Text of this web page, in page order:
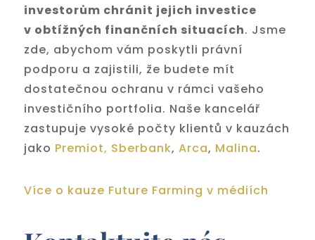
investorům chránit jejich investice
v obtížných finančních situacích. Jsme
zde, abychom vám poskytli právní
podporu a zajistili, že budete mít
dostatečnou ochranu v rámci vašeho
investičního portfolia. Naše kancelář
zastupuje vysoké počty klientů v kauzách
jako Premiot, Sberbank, Arca, Malina.
Více o kauze Future Farming v médiích